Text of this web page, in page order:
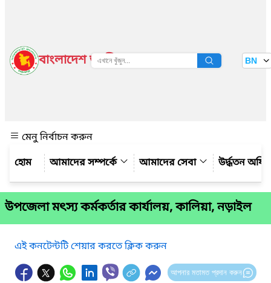
বাংলাদেশ জাতীয় তথ্য বাতায়ন BN
মেনু নির্বাচন করুন
আমাদের সম্পর্কে
আমাদের সেবা উর্দ্ধতন
উপজেলা মৎস্য কর্মকর্তার কার্যালয়, কালিয়া, নড়াইল
এই কনটেন্টটি শেয়ার করতে ক্লিক করুন
আপনার মতামত প্রদান করুন